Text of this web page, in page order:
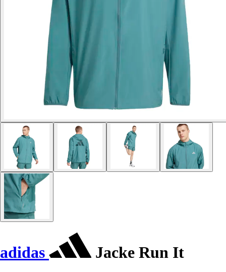
adidas Jacke Run It